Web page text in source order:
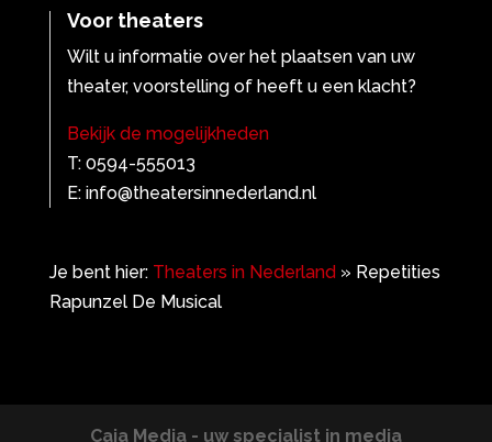
Voor theaters
Wilt u informatie over het plaatsen van uw
theater, voorstelling of heeft u een klacht?
Bekijk de mogelijkheden
T: 0594-555013
E: info@theatersinnederland.nl
Je bent hier: Theaters in Nederland» Repetities
Rapunzel De Musical
Caja Media - uw specialist in media